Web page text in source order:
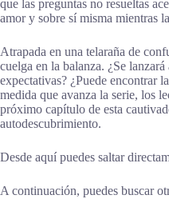
que las preguntas no resueltas
amor y sobre sí misma mientras
Atrapada en una telaraña de
cuelga en la balanza. ¿Se
expectativas? ¿Puede encontrar
medida que avanza la serie, los
próximo capítulo de esta
autodescubrimiento.
Desde aquí puedes saltar
A continuación, puedes buscar